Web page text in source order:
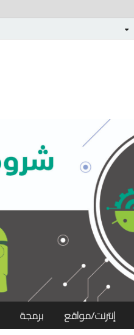
إنترنت/مواقع برمجة